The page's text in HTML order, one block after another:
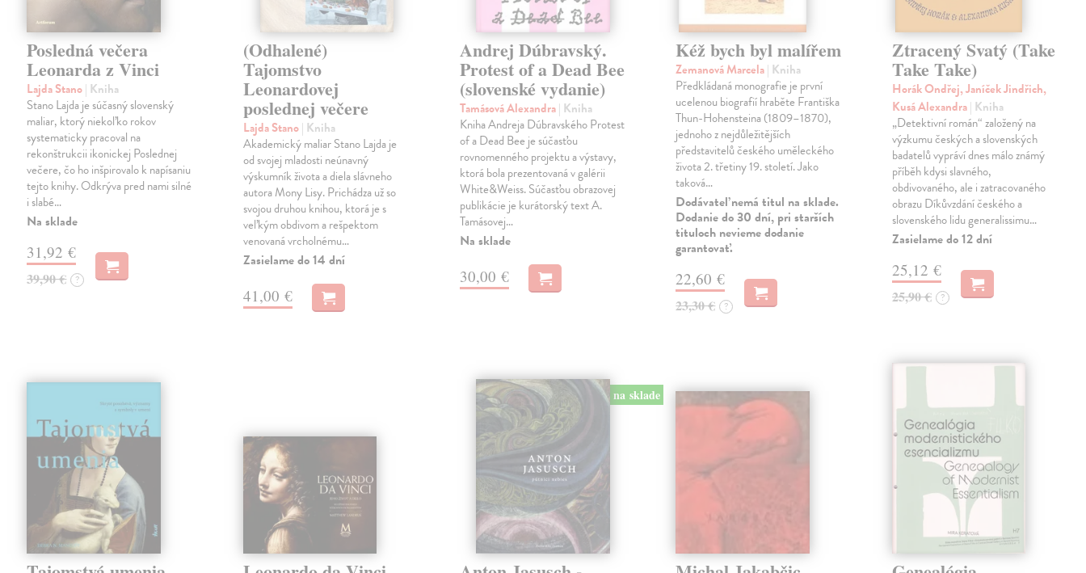
Posledná večera
Leonarda z Vinci
Lajda Stano| Kniha
Stano Lajda je súčasný slovenský
maliar, ktorý niekoľko rokov
systematicky pracoval na
rekonštrukcii ikonickej Poslednej
večere, čo ho inšpirovalo k napísaniu
tejto knihy. Odkrýva pred nami silné
i slabé…
Na sklade
31,92 €
39,90 € ?
(Odhalené)
Tajomstvo
Leonardovej
poslednej večere
Lajda Stano| Kniha
Akademický maliar Stano Lajda je
od svojej mladosti neúnavný
výskumník života a diela slávneho
autora Mony Lisy. Prichádza už so
svojou druhou knihou, ktorá je s
veľkým obdivom a rešpektom
venovaná vrcholnému…
Zasielame do 14 dní
41,00 €
Andrej Dúbravský.
Protest of a Dead Bee
(slovenské vydanie)
Tamásová Alexandra| Kniha
Kniha Andreja Dúbravského Protest
of a Dead Bee je súčasťou
rovnomenného projektu a výstavy,
ktorá bola prezentovaná v galérii
White&Weiss. Súčasťou obrazovej
publikácie je kurátorský text A.
Tamásovej…
Na sklade
30,00 €
Kéž bych byl malířem
Zemanová Marcela| Kniha
Předkládaná monografie je první
ucelenou biografií hraběte Františka
Thun-Hohensteina (1809–1870),
jednoho z nejdůležitějších
představitelů českého uměleckého
života 2. třetiny 19. století. Jako
taková…
Dodávateľ nemá titul na sklade.
Dodanie do 30 dní, pri starších
tituloch nevieme dodanie
garantovať.
22,60 €
23,30 € ?
Ztracený Svatý (Take
Take Take)
Horák Ondřej, Janíček Jindřich,
Kusá Alexandra| Kniha
„Detektivní román“ založený na
výzkumu českých a slovenských
badatelů vypráví dnes málo známý
příběh kdysi slavného,
obdivovaného, ale i zatracovaného
obrazu Díkůvzdání českého a
slovenského lidu generalissimu…
Zasielame do 12 dní
25,12 €
25,90 € ?
na sklade